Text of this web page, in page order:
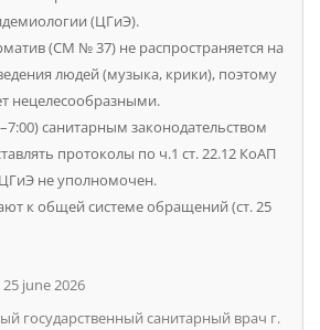
повседневную жизнь
вечерние и ночные
части Бреста: на Советской
улицах Пушкинской,
и в прилегающих жилых
(ЦГиЭ).
(СМ № 37) не распространяется на
людей (музыка, крики), поэтому
нецелесообразными.
санитарным законодательством
протоколы по ч.1 ст. 22.12 КоАП
не уполномочен.
к общей системе обращений (ст. 25
june 2026
государственный санитарный врач г.